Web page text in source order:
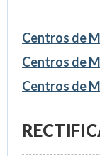
Centros de
Centros de
Centros de